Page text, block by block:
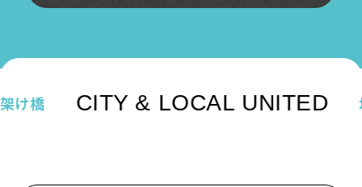
橋 CITY & LOCAL UNITED